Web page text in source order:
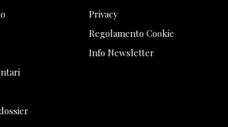
Privacy
Regolamento Cookie
Info Newsletter